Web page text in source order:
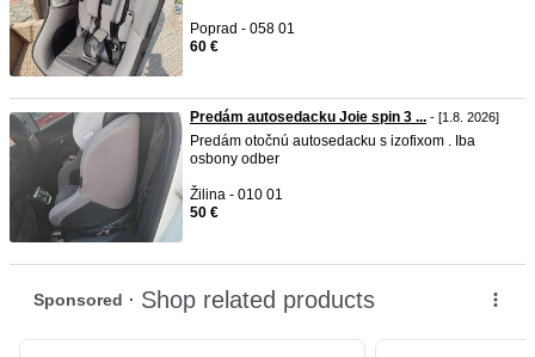
Poprad - 058 01
60 €
Predám autosedacku Joie spin 3 ... - [1.8. 2026]
Predám otočnú autosedacku s izofixom . Iba
osbony odber
Žilina - 010 01
50 €